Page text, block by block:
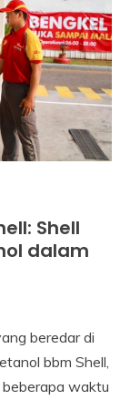
Shell
dalam
beredar di
bbm Shell,
beberapa waktu